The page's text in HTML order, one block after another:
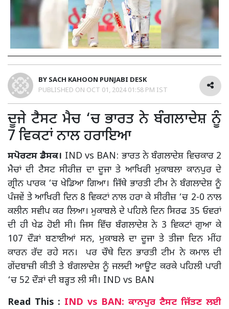
BY SACH KAHOON PUNJABI DESK
PUBLISHED ON OCT 01, 2024 01:58 PM IST
ਦੂਜੇ ਟੈਸਟ ਮੈਚ ‘ਚ ਭਾਰਤ ਨੇ ਬੰਗਲਾਦੇਸ਼ ਨੂੰ
7 ਵਿਕਟਾਂ ਨਾਲ ਹਰਾਇਆ
ਸਪੋਰਟਸ ਡੈਸਕ। IND vs BAN: ਭਾਰਤ ਨੇ ਬੰਗਲਾਦੇਸ਼ ਵਿਚਕਾਰ 2
ਮੈਚਾਂ ਦੀ ਟੈਸਟ ਸੀਰੀਜ਼ ਦਾ ਦੂਜਾ ਤੇ ਆਖਿਰੀ ਮੁਕਾਬਲਾ ਕਾਨਪੁਰ ਦੇ
ਗ੍ਰੀਨ ਪਾਰਕ ‘ਚ ਖੇਡਿਆ ਗਿਆ। ਜਿੱਥੇ ਭਾਰਤੀ ਟੀਮ ਨੇ ਬੰਗਲਾਦੇਸ਼ ਨੂੰ
ਪੰਜਵੇਂ ਤੇ ਆਖਿਰੀ ਦਿਨ 8 ਵਿਕਟਾਂ ਨਾਲ ਹਰਾ ਕੇ ਸੀਰੀਜ਼ ‘ਚ 2-0 ਨਾਲ
ਕਲੀਨ ਸਵੀਪ ਕਰ ਲਿਆ। ਮੁਕਾਬਲੇ ਦੇ ਪਹਿਲੇ ਦਿਨ ਸਿਰਫ 35 ਓਵਰਾਂ
ਦੀ ਹੀ ਖੇਡ ਹੋਈ ਸੀ। ਜਿਸ ਵਿੱਚ ਬੰਗਲਾਦੇਸ਼ ਨੇ 3 ਵਿਕਟਾਂ ਗੁਆ ਕੇ
107 ਦੌੜਾਂ ਬਣਾਈਆਂ ਸਨ, ਮੁਕਾਬਲੇ ਦਾ ਦੂਜਾ ਤੇ ਤੀਜਾ ਦਿਨ ਮੀਂਹ
ਕਾਰਨ ਰੱਦ ਰਹੇ ਸਨ। ਪਰ ਚੌਥੇ ਦਿਨ ਭਾਰਤੀ ਟੀਮ ਨੇ ਕਮਾਲ ਦੀ
ਗੇਂਦਬਾਜ਼ੀ ਕੀਤੀ ਤੇ ਬੰਗਲਾਦੇਸ਼ ਨੂੰ ਜਲਦੀ ਆਊਟ ਕਰਕੇ ਪਹਿਲੀ ਪਾਰੀ
‘ਚ 52 ਦੌੜਾਂ ਦੀ ਬੜ੍ਹਤ ਲੀ ਸੀ। IND vs BAN
Read This : IND vs BAN: ਕਾਨਪੁਰ ਟੈਸਟ ਜਿੱਤਣ ਲਈ